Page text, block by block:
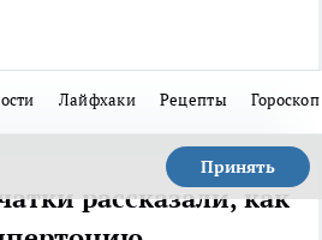
Лайфхаки Рецепты Гороскоп
Принять
рассказали, как